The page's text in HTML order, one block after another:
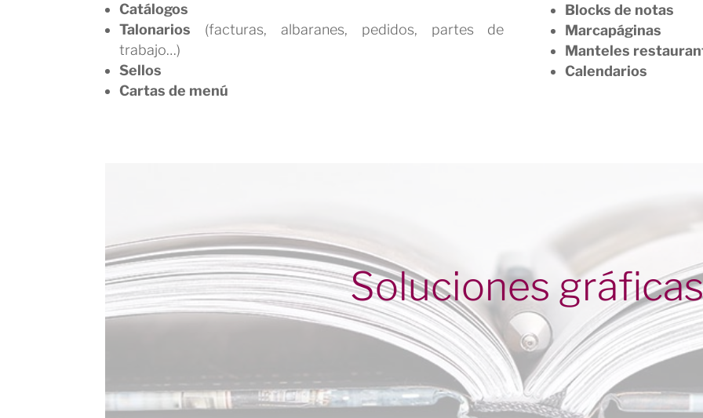
Catálogos
Talonarios (facturas, albaranes, pedidos, partes de
trabajo…)
Sellos
Cartas de menú
Blocks de notas
Marcapáginas
Manteles
Calendarios
Soluciones